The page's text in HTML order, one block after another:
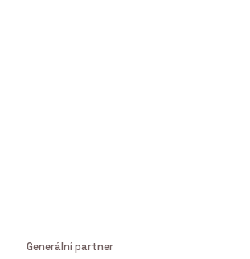
Generální partner